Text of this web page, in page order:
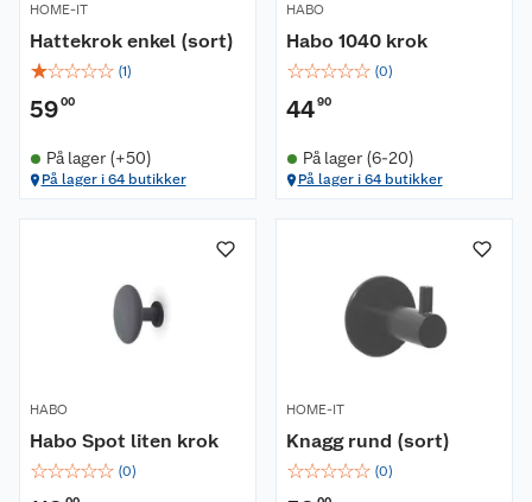
HOME-IT
Hattekrok enkel (sort)
☆☆☆☆☆ (1)
5900
På lager (+50)
På lager i 64 butikker
HABO
Habo 1040 krok
☆☆☆☆☆ (0)
4490
På lager (6-20)
På lager i 64 butikker
HABO
Habo Spot liten krok
☆☆☆☆☆ (0)
HOME-IT
Knagg rund (sort)
☆☆☆☆☆ (0)
Reklamasjon
Om oss
Våre merkevarer
Personvern
Lavprisløfte
Oppussing med utemaling